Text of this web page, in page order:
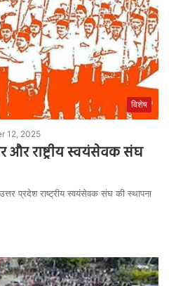
विशेष
12, 2025
और राष्ट्रीय स्वयंसेवक संघ
प्रदेश राष्ट्रीय स्वयंसेवक संघ की स्थापना